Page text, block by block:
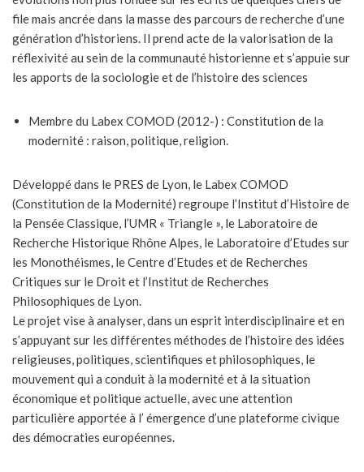
file mais ancrée dans la masse des parcours de recherche d’une
génération d’historiens. Il prend acte de la valorisation de la
réflexivité au sein de la communauté historienne et s’appuie sur
les apports de la sociologie et de l’histoire des sciences
Membre du Labex COMOD (2012-) : Constitution de la
modernité : raison, politique, religion.
Développé dans le PRES de Lyon, le Labex COMOD
(Constitution de la Modernité) regroupe l’Institut d’Histoire de
la Pensée Classique, l’UMR « Triangle », le Laboratoire de
Recherche Historique Rhône Alpes, le Laboratoire d’Etudes sur
les Monothéismes, le Centre d’Etudes et de Recherches
Critiques sur le Droit et l’Institut de Recherches
Philosophiques de Lyon.
Le projet vise à analyser, dans un esprit interdisciplinaire et en
s’appuyant sur les différentes méthodes de l’histoire des idées
religieuses, politiques, scientifiques et philosophiques, le
mouvement qui a conduit à la modernité et à la situation
économique et politique actuelle, avec une attention
particulière apportée à l’ émergence d’une plateforme civique
des démocraties européennes.